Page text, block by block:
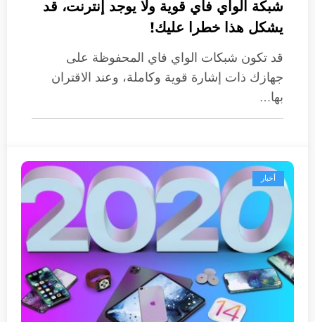
شبكة الواي فاي قوية ولا يوجد إنترنت، قد
يشكل هذا خطرا عليك!
قد تكون شبكات الواي فاي المحفوظة على
جهازك ذات إشارة قوية وكاملة، وعند الاقتران
بها…
أخبار